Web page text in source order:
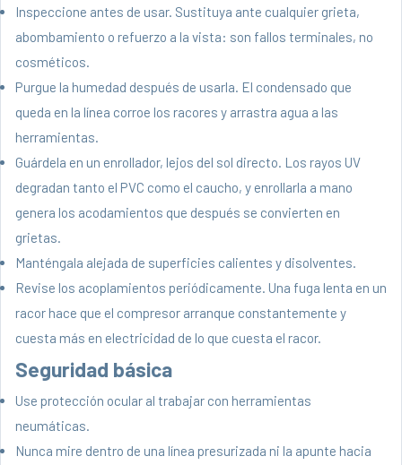
Inspeccione antes de usar. Sustituya ante cualquier grieta,
abombamiento o refuerzo a la vista: son fallos terminales, no
cosméticos.
Purgue la humedad después de usarla. El condensado que
queda en la línea corroe los racores y arrastra agua a las
herramientas.
Guárdela en un enrollador, lejos del sol directo. Los rayos UV
degradan tanto el PVC como el caucho, y enrollarla a mano
genera los acodamientos que después se convierten en
grietas.
Manténgala alejada de superficies calientes y disolventes.
Revise los acoplamientos periódicamente. Una fuga lenta en un
racor hace que el compresor arranque constantemente y
cuesta más en electricidad de lo que cuesta el racor.
Seguridad básica
Use protección ocular al trabajar con herramientas
neumáticas.
Nunca mire dentro de una línea presurizada ni la apunte hacia